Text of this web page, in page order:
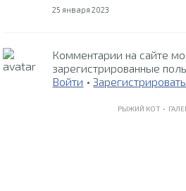
25 января 2023
Комментарии на сайте
зарегистрированные
Войти •
РЫЖИЙ КОТ •